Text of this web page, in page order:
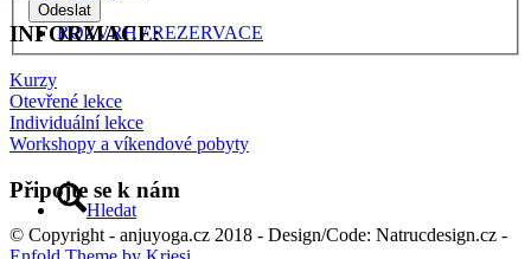
ROZVRH / REZERVACE
Hledat
INFORMACE:
Kurzy
Otevřené lekce
Individuální lekce
Workshopy a víkendové pobyty
Připojte se k nám
© Copyright - anjuyoga.cz 2018 - Design/Code: Natrucdesign.cz -